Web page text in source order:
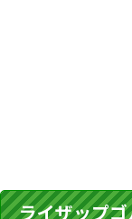
ライザップ